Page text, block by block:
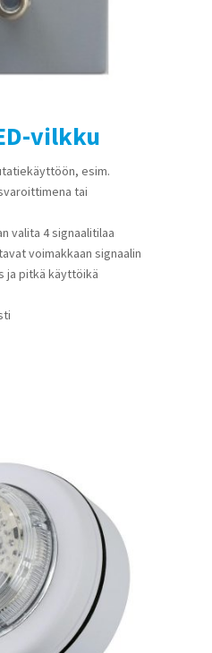
vilkku
esim.
tai
valita 4 signaalitilaa
voimakkaan signaalin
ja pitkä käyttöikä